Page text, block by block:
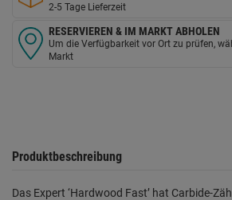
2-5 Tage Lieferzeit
RESERVIEREN & IM MARKT ABHOLEN
Um die Verfügbarkeit vor Ort zu prüfen,
Markt
Produktbeschreibung
Das Expert ‘Hardwood Fast’ hat Carbide-